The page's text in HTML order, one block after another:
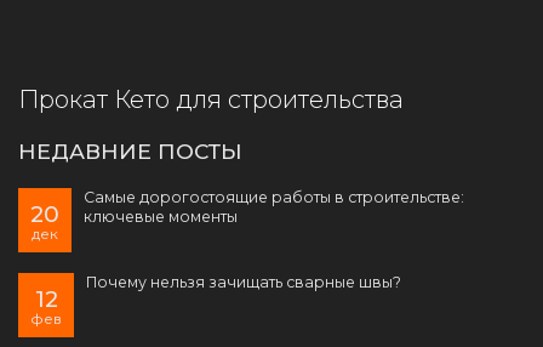
Прокат Кето для строительства
НЕДАВНИЕ ПОСТЫ
20
дек
Самые дорогостоящие работы в строительстве:
ключевые моменты
12
фев
Почему нельзя зачищать сварные швы?